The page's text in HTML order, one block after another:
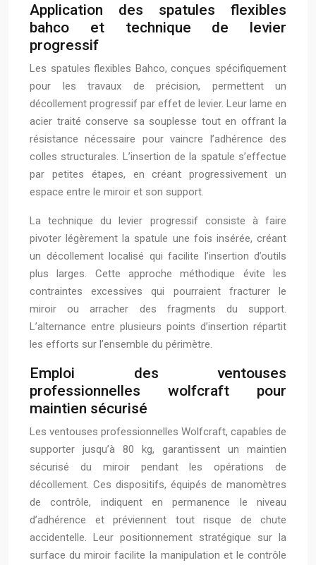
Application des spatules flexibles
bahco et technique de levier
progressif
Les spatules flexibles Bahco, conçues spécifiquement
pour les travaux de précision, permettent un
décollement progressif par effet de levier. Leur lame en
acier traité conserve sa souplesse tout en offrant la
résistance nécessaire pour vaincre l’adhérence des
colles structurales. L’insertion de la spatule s’effectue
par petites étapes, en créant progressivement un
espace entre le miroir et son support.
La technique du levier progressif consiste à faire
pivoter légèrement la spatule une fois insérée, créant
un décollement localisé qui facilite l’insertion d’outils
plus larges. Cette approche méthodique évite les
contraintes excessives qui pourraient fracturer le
miroir ou arracher des fragments du support.
L’alternance entre plusieurs points d’insertion répartit
les efforts sur l’ensemble du périmètre.
Emploi des ventouses
professionnelles wolfcraft pour
maintien sécurisé
Les ventouses professionnelles Wolfcraft, capables de
supporter jusqu’à 80 kg, garantissent un maintien
sécurisé du miroir pendant les opérations de
décollement. Ces dispositifs, équipés de manomètres
de contrôle, indiquent en permanence le niveau
d’adhérence et préviennent tout risque de chute
accidentelle. Leur positionnement stratégique sur la
surface du miroir facilite la manipulation et le contrôle